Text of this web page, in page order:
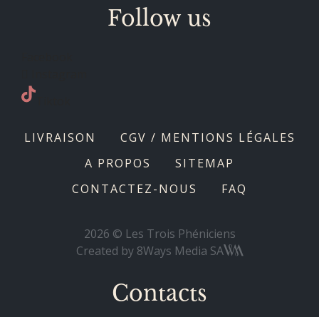
Follow us
LIVRAISON
CGV / MENTIONS LÉGALES
A PROPOS
SITEMAP
CONTACTEZ-NOUS
FAQ
2026 © Les Trois Phéniciens
Created by 8Ways Media SA
Contacts